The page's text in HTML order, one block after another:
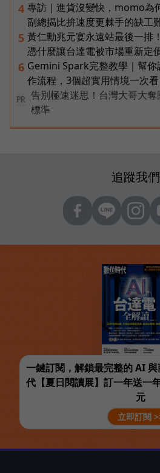
4 專訪｜進貨沒變快，momo為
副總揭比拚速度更棘手的缺工
5 黃仁勳兆元宴永遠站最後一排
憑什麼讓台達電被市場重新定
6 Gemini Spark完整教學｜幫
作流程，3個超實用情境一次看
PR
告別極速迷思！台灣大哥大
標準
追蹤我們
一鍵訂閱，解鎖最完整的 AI
代【夏日閱讀展】訂一年送一
元
立即訂閱